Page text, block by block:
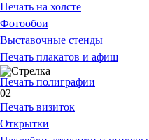
Печать на холсте
Фотообои
Выставочные стенды
Печать плакатов и афиш
Печать полиграфии
02
Печать визиток
Открытки